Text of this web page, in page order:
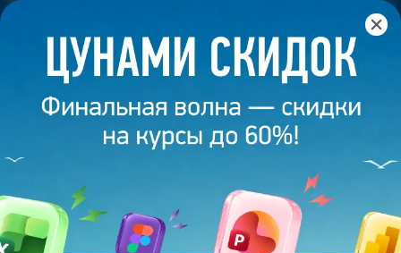
Главная /Банк слайдов / Презентация 73 – Ламзина Мария
ПРЕЗЕНТАЦИЯ 73 - ЛАМЗИНА
МАРИЯ
Моё избранное